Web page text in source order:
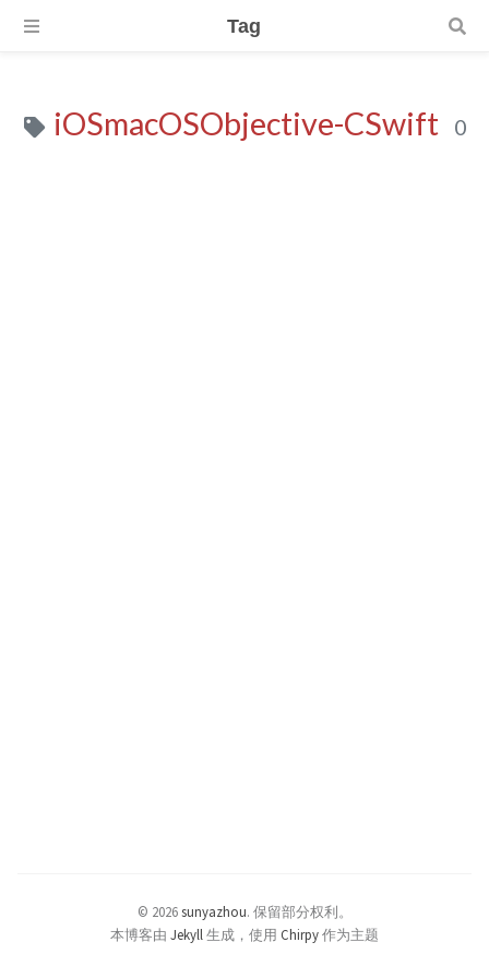
Tag
iOSmacOSObjective-CSwift 0
© 2026sunyazhou. 保留部分权利。
本博客由 Jekyll 生成，使用 Chirpy作为主题